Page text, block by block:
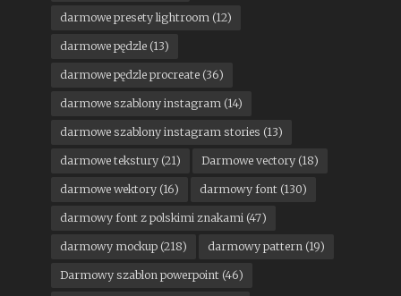
darmowe presety lightroom(12)
darmowe pędzle(13)
darmowe pędzle procreate(36)
darmowe szablony instagram(14)
darmowe szablony instagram stories (13)
darmowe tekstury(21) Darmowe vectory(18)
darmowe wektory(16) darmowy font(130)
darmowy font z polskimi znakami(47)
darmowy mockup(218) darmowy pattern(19)
Darmowy szablon powerpoint(46)